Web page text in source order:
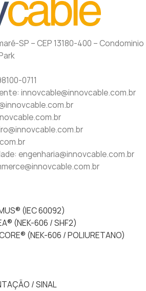
SP – CEP 13180-400 – Condominio
0711
innovcable@innovcable.com.br
engenharia@innovcable.com.br
(IEC 60092)
(NEK-606 / SHF2)
(NEK-606 / POLIURETANO)
/ SINAL